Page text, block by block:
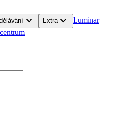
expand_more Extraexpand_more
Luminar